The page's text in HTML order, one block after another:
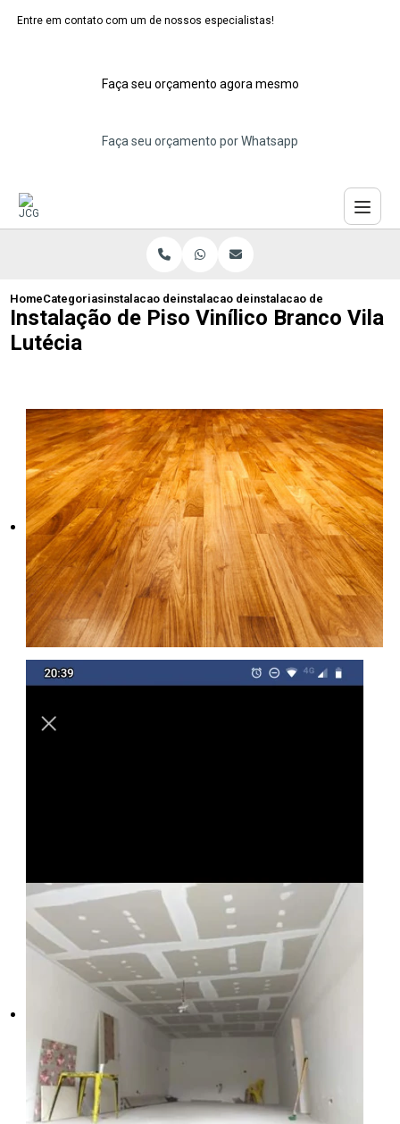
Entre em contato com um de nossos especialistas!
Faça seu orçamento agora mesmo
Faça seu orçamento por Whatsapp
HomeCategoriasinstalacao de pisos vinilicos
instalacao de piso vinilico cimento
instalacao de piso vinilico
Instalação de Piso Vinílico Branco Vila
Lutécia